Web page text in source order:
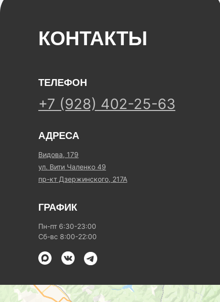
КОНТАКТЫ
ГРАФИК
пр-кт Дзержинского, 217А
ул. Вити Чаленко 49
ТЕЛЕФОН
+7 (928) 402-25-63
Пн-пт 6:30-23:00
Сб-вс 8:00-22:00
АДРЕСА
Видова, 179